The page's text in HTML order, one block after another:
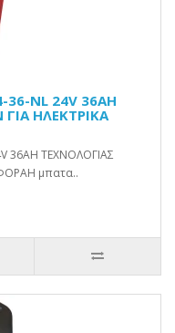
36-NL 24V 36AH
ΗΛΕΚΤΡΙΚΑ
36AH ΤΕΧΝΟΛΟΓΙΑΣ
μπατα..